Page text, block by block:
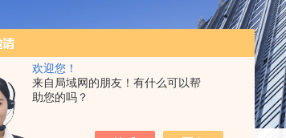
欢迎您！
来自局域网的朋友！有什么可以帮
助您的吗？